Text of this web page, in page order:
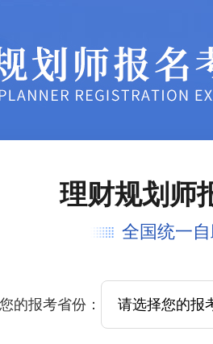
理财规划师
全国统一
的报考省份：